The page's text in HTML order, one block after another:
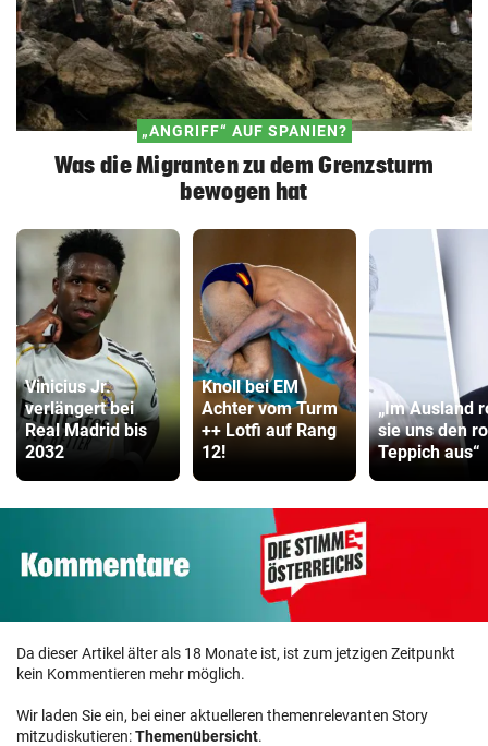
„ANGRIFF“ AUF SPANIEN?
Was die Migranten zu dem Grenzsturm
bewogen hat
Vinicius Jr.
verlängert bei
Real Madrid bis
2032
Knoll bei EM
Achter vom Turm
++ Lotfi auf Rang
12!
„Im Ausland
sie uns den
Teppich aus“
Da dieser Artikel älter als 18 Monate ist, ist zum jetzigen Zeitpunkt
kein Kommentieren mehr möglich.
Wir laden Sie ein, bei einer aktuelleren themenrelevanten Story
mitzudiskutieren:Themenübersicht.